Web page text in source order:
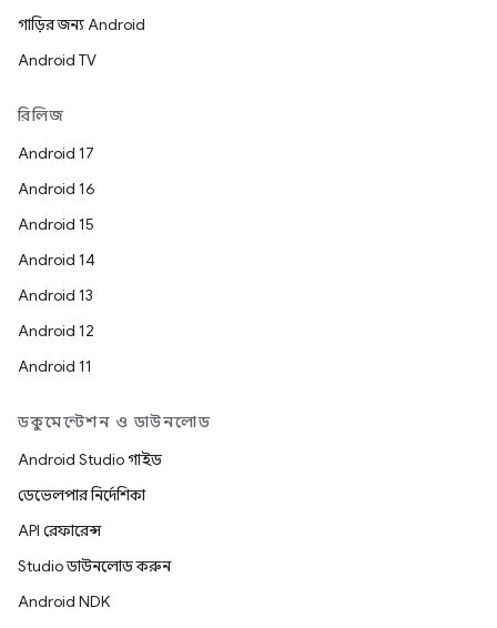
গাড়ির জন্য Android
Android TV
রিলিজ
Android 17
Android 16
Android 15
Android 14
Android 13
Android 12
Android 11
ডকুমেন্টেশন ও ডাউনলোড
Android Studio গাইড
ডেভেলপার নির্দেশিকা
API রেফারেন্স
Studio ডাউনলোড করুন
Android NDK